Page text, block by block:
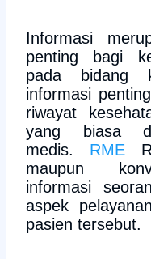
Informasi
penting bagi
pada bidang
informasi
riwayat
yang biasa
medis. RME
maupun
informasi
aspek
pasien tersebut.